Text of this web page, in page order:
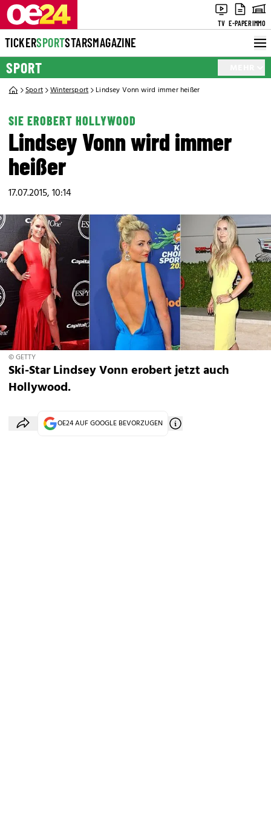
TV E-PAPERIMMO
TICKERSPORTSTARSMAGAZINE
SPORT
Sport Wintersport Lindsey Vonn wird immer heißer
SIE EROBERT HOLLYWOOD
Lindsey Vonn wird immer
heißer
17.07.2015, 10:14
© GETTY
Ski-Star Lindsey Vonn erobert jetzt auch
Hollywood.
OE24 AUF GOOGLE BEVORZUGEN